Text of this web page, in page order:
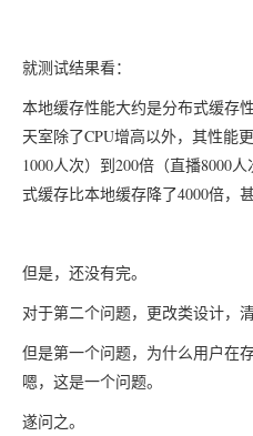
就测试结果看：
本地缓存性能大约是分布式缓存
天室除了CPU增高以外，其性能
1000人次）到 200倍（直播8000人
式缓存比本地缓存降了4000倍，
但是，还没有完。
对于第二个问题，更改类设计，
但是第一个问题，为什么用户在
嗯，这是一个问题。
遂问之。